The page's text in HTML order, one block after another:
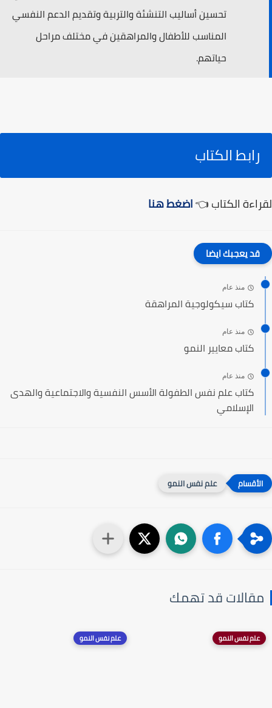
تحسين أساليب التنشئة والتربية وتقديم الدعم النفسي
المناسب للأطفال والمراهقين في مختلف مراحل
حياتهم.
رابط الكتاب
لقراءة الكتاب 👈اضغط هنا
قد يعجبك ايضا
منذ عام
كتاب سيكولوجية المراهقة
منذ عام
كتاب معايير النمو
منذ عام
كتاب علم نفس الطفولة الأسس النفسية والاجتماعية والهدى
الإسلامي
علم نفس النمو
مقالات قد تهمك
علم نفس النمو علم نفس النمو